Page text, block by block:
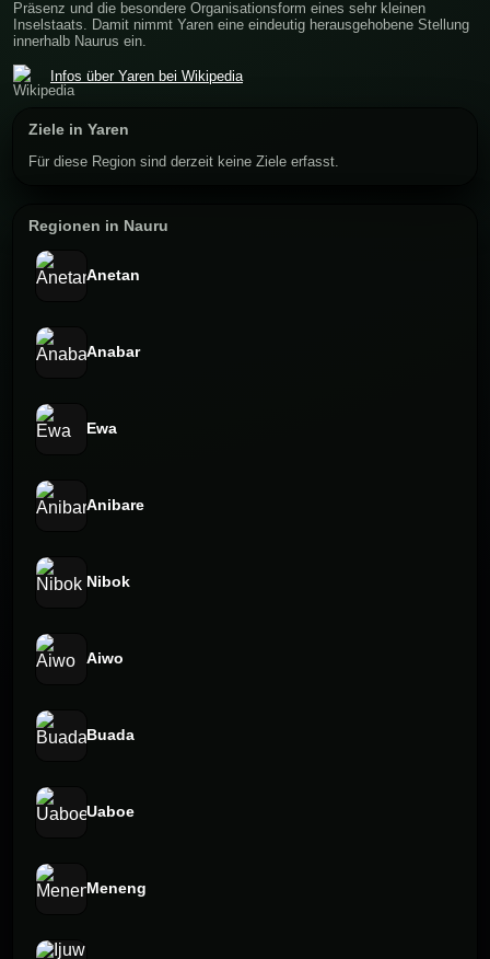
Präsenz und die besondere Organisationsform eines sehr kleinen
Inselstaats. Damit nimmt Yaren eine eindeutig herausgehobene Stellung
innerhalb Naurus ein.
Infos über Yaren bei Wikipedia
Ziele in Yaren
Für diese Region sind derzeit keine Ziele erfasst.
Regionen in Nauru
Anetan
Anabar
Ewa
Anibare
Nibok
Aiwo
Buada
Uaboe
Meneng